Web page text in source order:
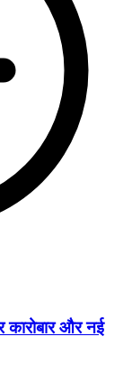
कारोबार और नई